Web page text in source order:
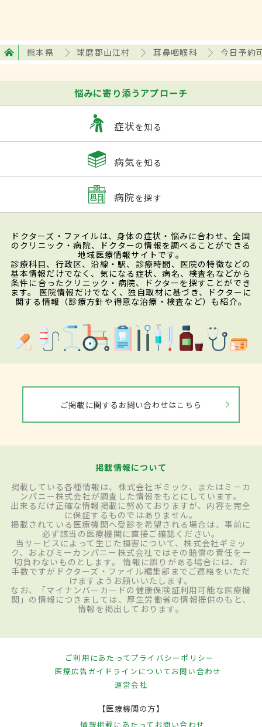
熊本県 球磨郡山江村 耳鼻咽喉科 今日予約
悩みに寄り添うアプローチ
症状を知る
病気を知る
病院を探す
ドクターズ・ファイルは、身体の症状・悩みに合わせ、全国
のクリニック・病院、ドクターの情報を調べることができる
地域医療情報サイトです。
診療科目、行政区、沿線・駅、診療時間、医院の特徴などの
基本情報だけでなく、気になる症状、病名、検査名などから
条件に合ったクリニック・病院、ドクターを探すことができ
ます。 医院情報だけでなく、独自取材に基づき、ドクターに
関する情報（診療方針や得意な治療・検査など）も紹介。
ご掲載に関するお問い合わせはこちら
掲載情報について
掲載している各種情報は、株式会社ギミック、またはミーカ
ンパニー株式会社が調査した情報をもとにしています。
出来るだけ正確な情報掲載に努めておりますが、内容を完全
に保証するものではありません。
掲載されている医療機関へ受診を希望される場合は、事前に
必ず該当の医療機関に直接ご確認ください。
当サービスによって生じた損害について、株式会社ギミッ
ク、およびミーカンパニー株式会社ではその賠償の責任を一
切負わないものとします。 情報に誤りがある場合には、お
手数ですがドクターズ・ファイル編集部までご連絡をいただ
けますようお願いいたします。
なお、「マイナンバーカードの健康保険証利用可能な医療機
関」の情報につきましては、厚生労働省の情報提供のもと、
情報を掲出しております。
ご利用にあたってプライバシーポリシー
医療広告ガイドラインについてお問い合わせ
運営会社
【医療機関の方】
情報掲載にあたって お問い合わせ